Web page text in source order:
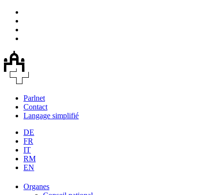
Parlnet
Contact
Langage simplifié
DE
FR
IT
RM
EN
Organes